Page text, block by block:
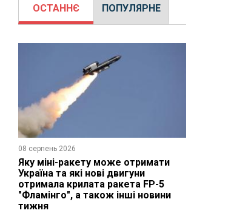
ОСТАННЄ ПОПУЛЯРНЕ
08 серпень 2026
Яку міні-ракету може отримати
Україна та які нові двигуни
отримала крилата ракета FP-5
"Фламінго", а також інші новини
тижня